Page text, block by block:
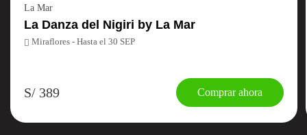
La Mar
La Danza del Nigiri by La Mar
Miraflores - Hasta el 30 SEP
S/ 389 Comprar ahora